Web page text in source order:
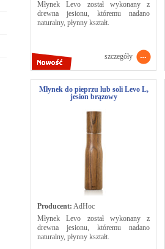
Młynek Levo został wykonany z
drewna jesionu, któremu nadano
naturalny, płynny kształt.
szczegóły
Młynek do pieprzu lub soli Levo L,
jesion brązowy
Producent: AdHoc
Młynek Levo został wykonany z
drewna jesionu, któremu nadano
naturalny, płynny kształt.